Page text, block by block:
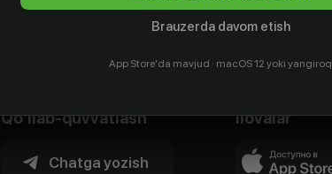
Qo'llab-quvvatlash
Chatga yozish
Ilovalar
Brauzerda davom etish
App Store'da mavjud · macOS 12 yoki yangiroq